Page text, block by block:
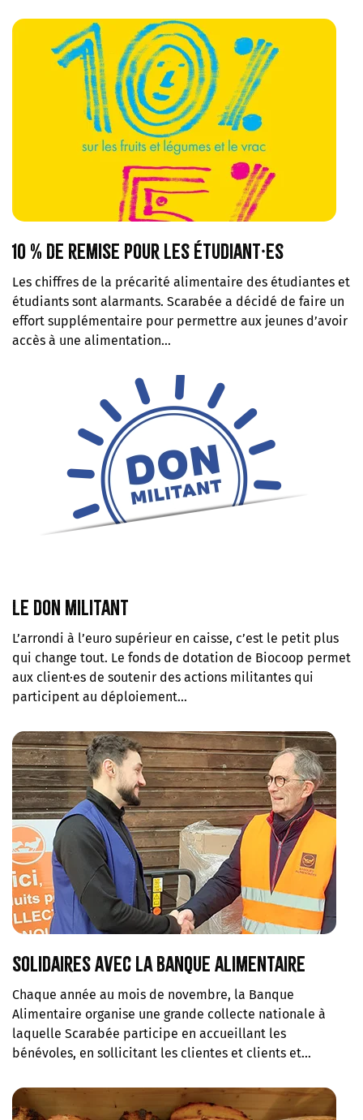
10 % de remise pour les étudiant·es
Les chiffres de la précarité alimentaire des étudiantes et
étudiants sont alarmants. Scarabée a décidé de faire un
effort supplémentaire pour permettre aux jeunes d’avoir
accès à une alimentation…
Le don militant
L’arrondi à l’euro supérieur en caisse, c’est le petit plus
qui change tout. Le fonds de dotation de Biocoop permet
aux client·es de soutenir des actions militantes qui
participent au déploiement…
Solidaires avec la Banque alimentaire
Chaque année au mois de novembre, la Banque
Alimentaire organise une grande collecte nationale à
laquelle Scarabée participe en accueillant les
bénévoles, en sollicitant les clientes et clients et…